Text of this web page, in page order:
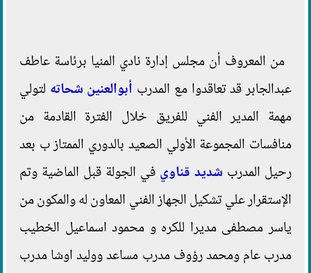
من المعروف أن مجلس إدارة نادي المنيا برئاسة عاطف
عبدالجابر قد تعاقدوا مع المدرب أبوالعنين شحاته لتولي
مهمة المدير الفني للفريق خلال الفترة القادمة من
منافسات المجموعة الأولي الصعيد بالدوري الممتاز ب بعد
رحيل المدرب شديد قناوي في الجولة قبل الماضية وتم
الإستقرار علي تشكيل الجهاز الفني المعاون له والمكون من
ياسر مصطفى مديرا للكره و محمود اسماعيل الخطيب
مدرب عام ومحمد رؤوف مدرب مساعد ووليد اوشا مدرب